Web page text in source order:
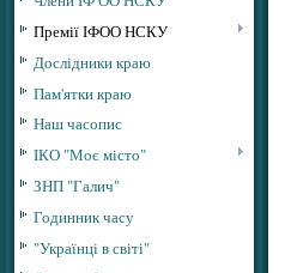
Премії ІФОО НСКУ
Дослідники краю
Пам'ятки краю
Наш часопис
ІКО "Моє місто"
ЗНП "Галич"
Годинник часу
"Українці в світі"